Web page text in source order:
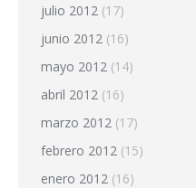
julio 2012 (17)
junio 2012 (16)
mayo 2012 (14)
abril 2012 (16)
marzo 2012 (17)
febrero 2012 (15)
enero 2012 (16)